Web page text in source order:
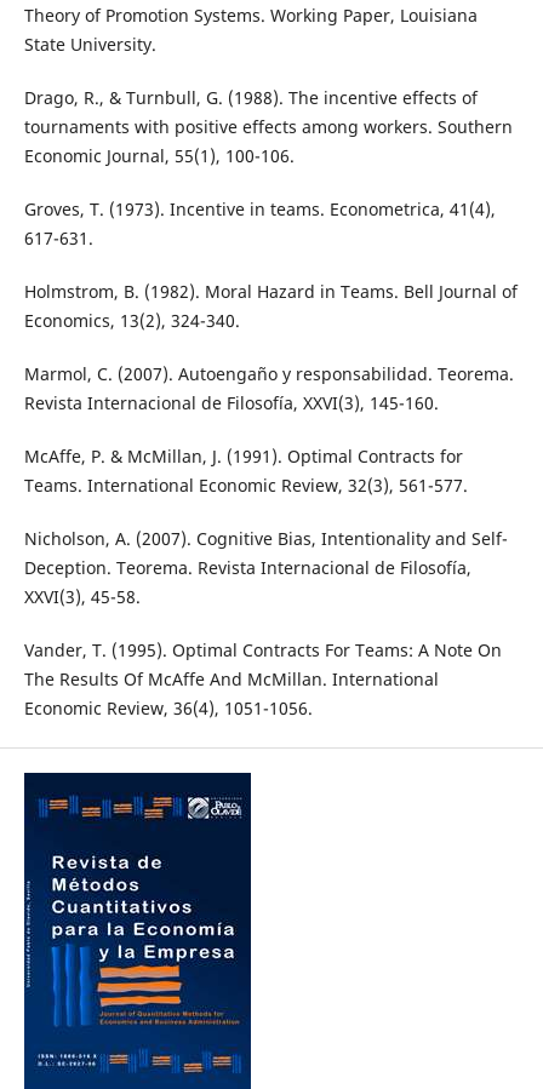
Theory of Promotion Systems. Working Paper, Louisiana
State University.
Drago, R., & Turnbull, G. (1988). The incentive effects of
tournaments with positive effects among workers. Southern
Economic Journal, 55(1), 100-106.
Groves, T. (1973). Incentive in teams. Econometrica, 41(4),
617-631.
Holmstrom, B. (1982). Moral Hazard in Teams. Bell Journal of
Economics, 13(2), 324-340.
Marmol, C. (2007). Autoengaño y responsabilidad. Teorema.
Revista Internacional de Filosofía, XXVI(3), 145-160.
McAffe, P. & McMillan, J. (1991). Optimal Contracts for
Teams. International Economic Review, 32(3), 561-577.
Nicholson, A. (2007). Cognitive Bias, Intentionality and Self-
Deception. Teorema. Revista Internacional de Filosofía,
XXVI(3), 45-58.
Vander, T. (1995). Optimal Contracts For Teams: A Note On
The Results Of McAffe And McMillan. International
Economic Review, 36(4), 1051-1056.